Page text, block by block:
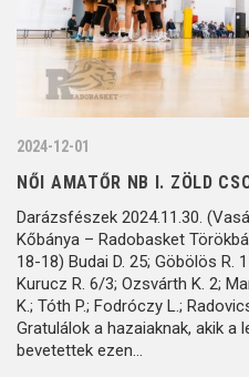
2024-12-01
NŐI AMATŐR NB I. ZÖLD
Darázsfészek 2024.11.30.
Kőbánya – Radobasket
18-18) Budai D. 25; Göbölös R.
Kurucz R. 6/3; Ozsvárth K. 2;
K.; Tóth P.; Fodróczy L.;
Gratulálok a hazaiaknak, akik
bevetettek ezen…